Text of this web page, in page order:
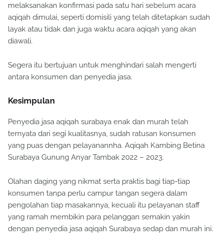
melaksanakan konfirmasi pada satu hari sebelum acara
aqiqah dimulai, seperti domisili yang telah ditetapkan sudah
layak atau tidak dan juga waktu acara aqiqah yang akan
diawali.
Segera itu bertujuan untuk menghindari salah mengerti
antara konsumen dan penyedia jasa.
Kesimpulan
Penyedia jasa aqiqah surabaya enak dan murah telah
ternyata dari segi kualitasnya, sudah ratusan konsumen
yang puas dengan pelayanannha. Aqiqah Kambing Betina
Surabaya Gunung Anyar Tambak 2022 – 2023.
Olahan daging yang nikmat serta praktis bagi tiap-tiap
konsumen tanpa perlu campur tangan segera dalam
pengolahan tiap masakannya, kecuali itu pelayanan staff
yang ramah membikin para pelanggan semakin yakin
dengan penyedia jasa aqiqah Surabaya sedap dan murah ini.